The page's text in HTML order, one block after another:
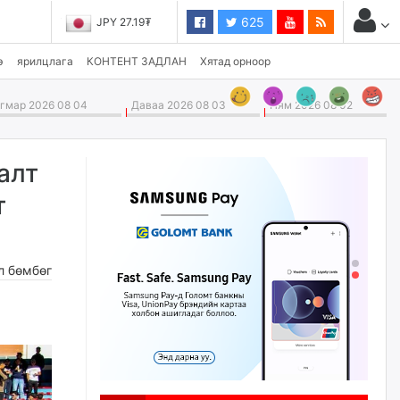
JPY 27.19₮ 625
ярилцлага КОНТЕНТ ЗАДЛАН Хятад орноор
2026 08 04 Даваа 2026 08 03 Ням 2026 08 02
бөмбөг